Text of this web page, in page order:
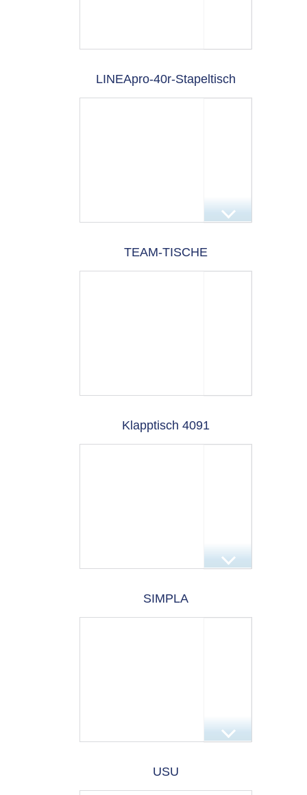
LINEApro-40r-Stapeltisch
TEAM-TISCHE
Klapptisch 4091
SIMPLA
USU